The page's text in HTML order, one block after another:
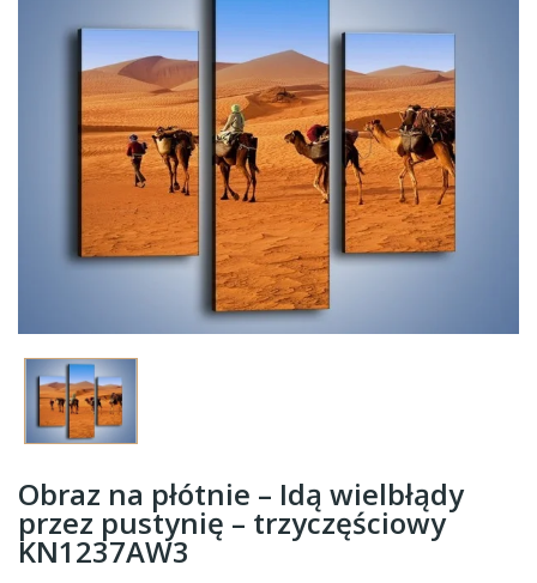
Obraz na płótnie – Idą wielbłądy
przez pustynię – trzyczęściowy
KN1237AW3